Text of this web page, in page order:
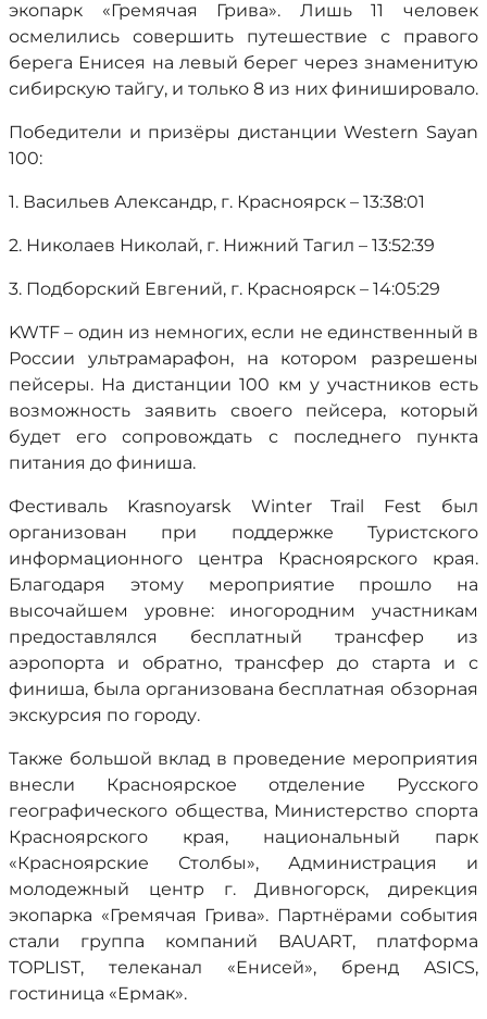
экопарк «Гремячая Грива». Лишь 11 человек
осмелились совершить путешествие с правого
берега Енисея на левый берег через знаменитую
сибирскую тайгу, и только 8 из них финишировало.
Победители и призёры дистанции Western Sayan
100:
1. Васильев Александр, г. Красноярск – 13:38:01
2. Николаев Николай, г. Нижний Тагил – 13:52:39
3. Подборский Евгений, г. Красноярск – 14:05:29
KWTF – один из немногих, если не единственный в
России ультрамарафон, на котором разрешены
пейсеры. На дистанции 100 км у участников есть
возможность заявить своего пейсера, который
будет его сопровождать с последнего пункта
питания до финиша.
Фестиваль Krasnoyarsk Winter Trail Fest был
организован при поддержке Туристского
информационного центра Красноярского края.
Благодаря этому мероприятие прошло на
высочайшем уровне: иногородним участникам
предоставлялся бесплатный трансфер из
аэропорта и обратно, трансфер до старта и с
финиша, была организована бесплатная обзорная
экскурсия по городу.
Также большой вклад в проведение мероприятия
внесли Красноярское отделение Русского
географического общества, Министерство спорта
Красноярского края, национальный парк
«Красноярские Столбы», Администрация и
молодежный центр г. Дивногорск, дирекция
экопарка «Гремячая Грива». Партнёрами события
стали группа компаний BAUART, платформа
TOPLIST, телеканал «Енисей», бренд ASICS,
гостиница «Ермак».